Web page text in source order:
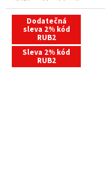
price:
Dodatečná
sleva 2% kód
RUB2
Sleva 2% kód
RUB2